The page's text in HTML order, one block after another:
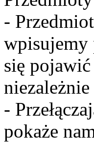
-
wpisujemy
się
-
pokaże